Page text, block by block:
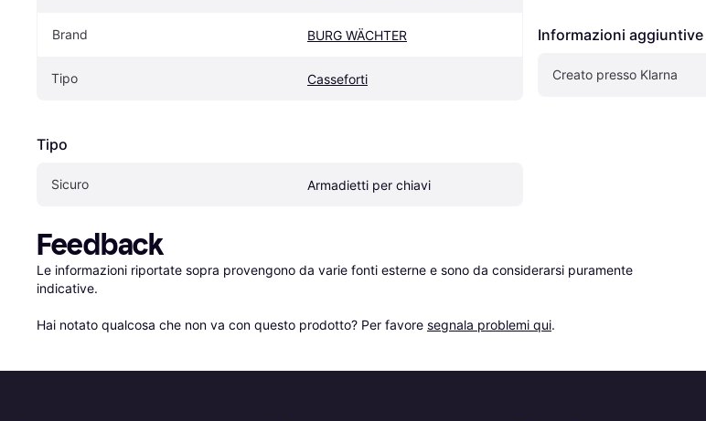
Brand BURG WÄCHTER
Tipo Casseforti
Tipo
Sicuro Armadietti per chiavi
Informazioni aggiuntive
Creato presso Klarna
Feedback
Le informazioni riportate sopra provengono da varie fonti esterne e sono da considerarsi puramente
indicative.
Hai notato qualcosa che non va con questo prodotto? Per favore segnala problemi qui.